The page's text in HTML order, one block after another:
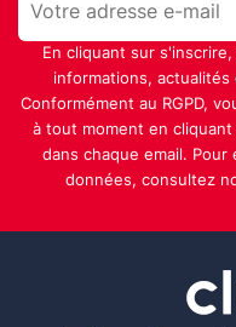
En cliquant sur
informations, actualités
Conformément au RGPD,
à tout moment en
dans chaque email.
données, consultez